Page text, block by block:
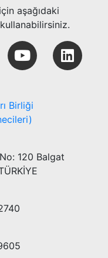
aşağıdaki
Birliği
120 Balgat